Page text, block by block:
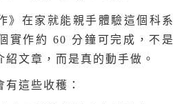
》在家就能親手體驗這個科系
實作約 60 分鐘可完成，不是
紹文章，而是真的動手做。
這些收穫：